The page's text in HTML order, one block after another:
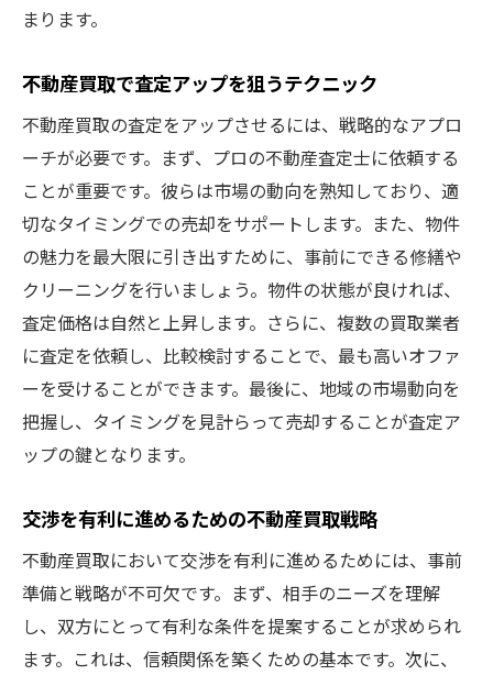
まります。
不動産買取で査定アップを狙うテクニック
不動産買取の査定をアップさせるには、戦略的なアプロ
ーチが必要です。まず、プロの不動産査定士に依頼する
ことが重要です。彼らは市場の動向を熟知しており、適
切なタイミングでの売却をサポートします。また、物件
の魅力を最大限に引き出すために、事前にできる修繕や
クリーニングを行いましょう。物件の状態が良ければ、
査定価格は自然と上昇します。さらに、複数の買取業者
に査定を依頼し、比較検討することで、最も高いオファ
ーを受けることができます。最後に、地域の市場動向を
把握し、タイミングを見計らって売却することが査定ア
ップの鍵となります。
交渉を有利に進めるための不動産買取戦略
不動産買取において交渉を有利に進めるためには、事前
準備と戦略が不可欠です。まず、相手のニーズを理解
し、双方にとって有利な条件を提案することが求められ
ます。これは、信頼関係を築くための基本です。次に、